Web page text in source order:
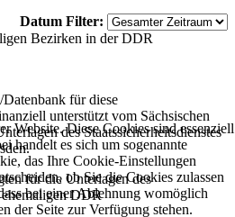
Datum Filter:
für diese
unterstützt vom Sächsischen
des Staatssicherheitsdienstes
Website. Diese Cookies sind essenziell
handelt es sich um sogenannte
das Ihre Cookie-Einstellungen
ob Sie die Cookies zulassen
bei einer Ablehnung womöglich
der Seite zur Verfügung stehen.